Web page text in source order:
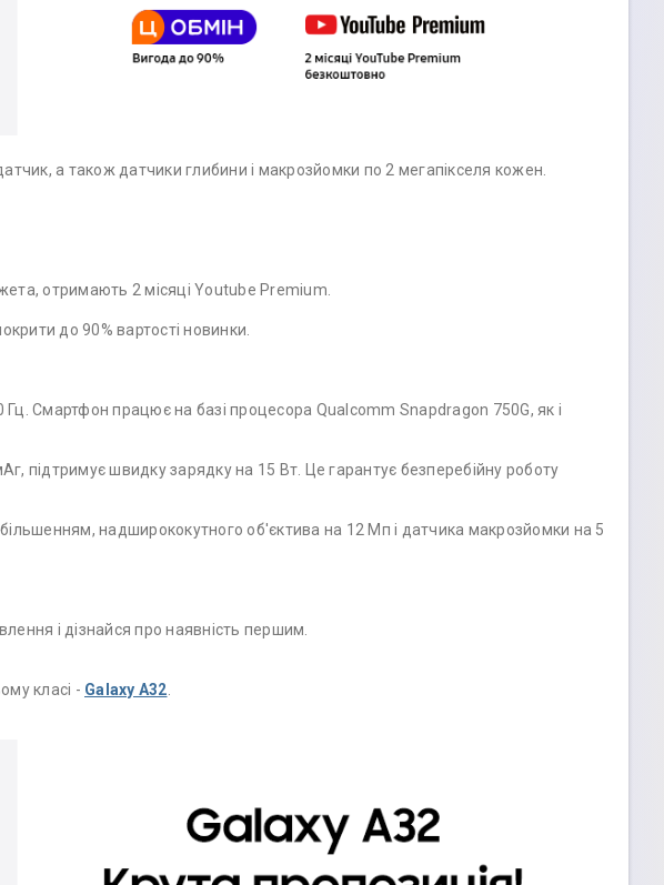
а також датчики глибини і макрозйомки по 2 мегапікселя кожен.
отримають 2 місяці Youtube Premium.
до 90% вартості новинки.
Смартфон працює на базі процесора Qualcomm Snapdragon 750G, як і
підтримує швидку зарядку на 15 Вт. Це гарантує безперебійну роботу
надширококутного об'єктива на 12 Мп і датчика макрозйомки на 5
і дізнайся про наявність першим.
класі - Galaxy A32.